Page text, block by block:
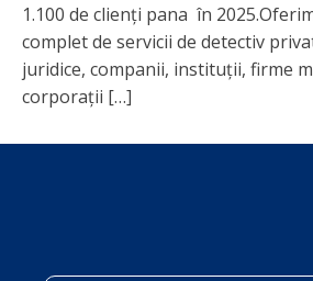
1.100 de clienți pana în
complet de servicii de detectiv
juridice, companii, instituții, firme
corporații […]